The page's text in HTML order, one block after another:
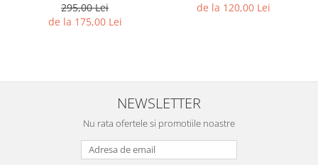
295,00 Lei
de la 175,00 Lei
de la 120,00 Lei
NEWSLETTER
Nu rata ofertele si promotiile noastre